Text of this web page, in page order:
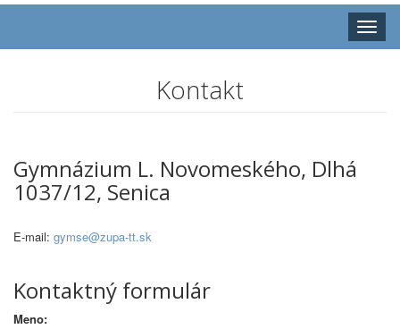
Toggle
Kontakt
Gymnázium L. Novomeského, Dlhá
1037/12, Senica
E-mail: gymse@zupa-tt.sk
Kontaktný formulár
Meno: